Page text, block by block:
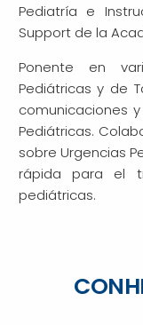
Pediatría e
Support de la
Ponente en
Pediátricas y de
comunicaciones
Pediátricas.
sobre Urgencias
rápida para el
pediátricas.